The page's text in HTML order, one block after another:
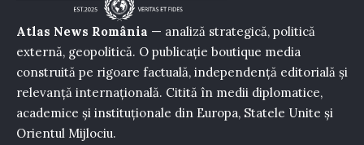
Atlas News România — analiză strategică, politică
externă, geopolitică. O publicație boutique media
construită pe rigoare factuală, independență editorială și
relevanță internațională. Citită în medii diplomatice,
academice și instituționale din Europa, Statele Unite și
Orientul Mijlociu.